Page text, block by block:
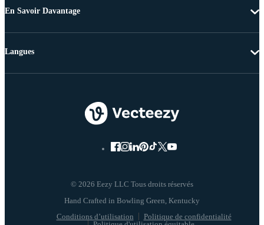
En Savoir Davantage
© 2026 Eezy LLC Tous droits réservés
Conditions d’utilisation
Politique de confidentialité
Langues